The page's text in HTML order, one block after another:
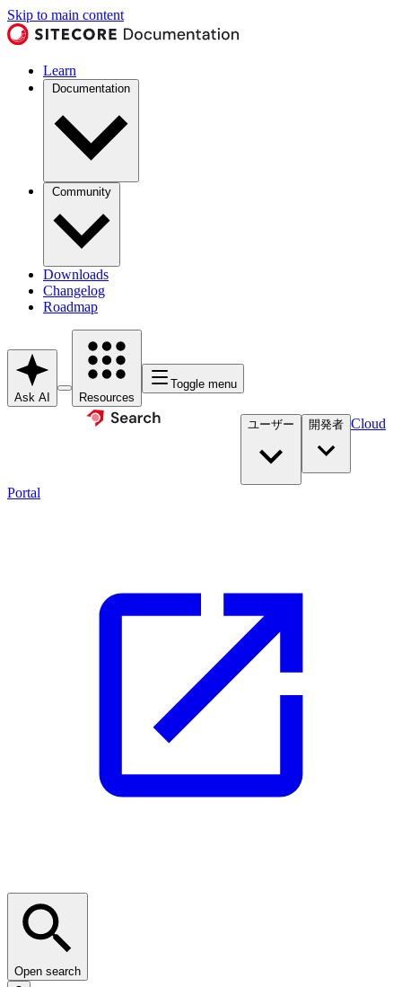
Skip to main content
Learn
Documentation
Community
Downloads
Changelog
Roadmap
Ask AI Resources
Toggle menu
ユーザー 開発者​ Cloud
Portal
Open search